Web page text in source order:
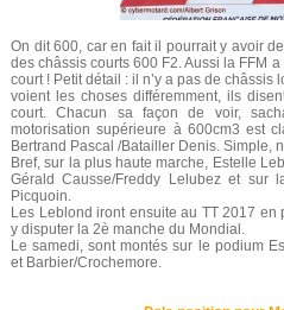
On dit 600, car en fait il pourrait y avoir
des châssis courts 600 F2. Aussi la FFM
court ! Petit détail : il n’y a pas de
voient les choses différemment, ils
court. Chacun sa façon de voir,
motorisation supérieure à 600cm3 est
Bertrand Pascal /Batailler Denis. Simple,
Bref, sur la plus haute marche, Estelle
Gérald Causse/Freddy Lelubez et sur
Picquoin.
Les Leblond iront ensuite au TT 2017
y disputer la 2è manche du Mondial.
Le samedi, sont montés sur le podium
et Barbier/Crochemore.